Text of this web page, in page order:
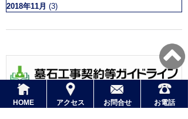
2018年11月 (3)
HOME アクセス お問合せ お電話